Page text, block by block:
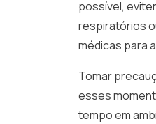
possível,
respiratórios
médicas para
Tomar
esses
tempo em